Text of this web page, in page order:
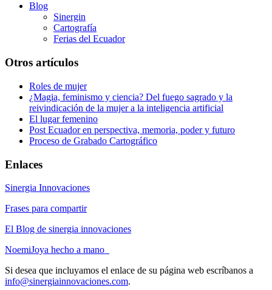
Blog
Sinergin
Cartografía
Ferias del Ecuador
Otros artículos
Roles de mujer
¿Magia, feminismo y ciencia? Del fuego sagrado y la
reivindicación de la mujer a la inteligencia artificial
El lugar femenino
Post Ecuador en perspectiva, memoria, poder y futuro
Proceso de Grabado Cartográfico
Enlaces
Sinergia Innovaciones
Frases para compartir
El Blog de sinergia innovaciones
NoemiJoya hecho a mano
Si desea que incluyamos el enlace de su página web escríbanos a
info@sinergiainnovaciones.com.